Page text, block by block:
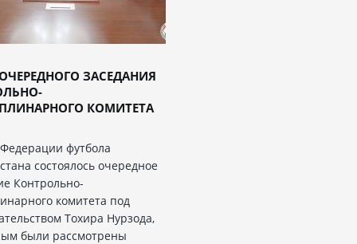
ЗАСЕДАНИЯ
КОМИТЕТА
футбола
состоялось очередное
Контрольно-
комитета под
Тохира Нурзода,
были рассмотрены